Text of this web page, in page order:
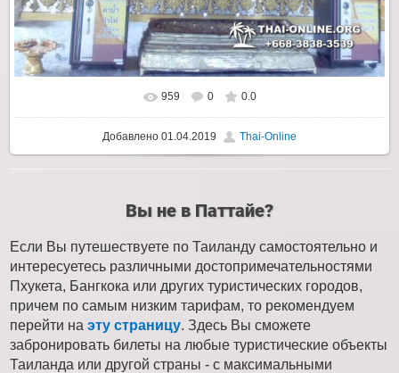
959 0 0.0
Добавлено 01.04.2019 Thai-Online
Вы не в Паттайе?
Если Вы путешествуете по Таиланду самостоятельно и
интересуетесь различными достопримечательностями
Пхукета, Бангкока или других туристических городов,
причем по самым низким тарифам, то рекомендуем
перейти на эту страницу. Здесь Вы сможете
забронировать билеты на любые туристические объекты
Таиланда или другой страны - с максимальными